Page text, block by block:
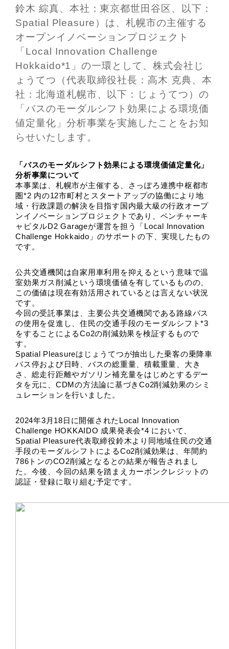
鈴木 綜真、本社：東京都世田谷区、以下：
Spatial Pleasure）は、札幌市の主催する
オープンイノベーションプロジェクト
「Local Innovation Challenge
Hokkaido*1」の一環として、株式会社じ
ょうてつ（代表取締役社長：高木 克典、本
社：北海道札幌市、以下：じょうてつ）の
「バスのモーダルシフト効果による環境価
値定量化」分析事業を実施したことをお知
らせいたします。
「バスのモーダルシフト効果による環境価値定量化」
分析事業について
本事業は、札幌市が主催する、さっぽろ連携中枢都市
圏*2 内の12市町村とスタートアップの協働により地
域・行政課題の解決を目指す国内最大級の行政オープ
ンイノベーションプロジェクトであり、ベンチャーキ
ャピタルD2 Garageが運営を担う「Local Innovation
Challenge Hokkaido」のサポートの下、実現したもの
です。
公共交通機関は自家用車利用を抑えるという意味で温
室効果ガス削減という環境価値を有しているものの、
この価値は現在有効活用されているとは言えない状況
です。
今回の受託事業は、主要公共交通機関である路線バス
の使用を促進し、住民の交通手段のモーダルシフト*3
をすることによるCo2の削減効果を検証するもので
す。
Spatial Pleasureはじょうてつが抽出した乗客の乗降車
バス停および日時、バスの総重量、積載重量、大き
さ、総走行距離やガソリン補充量をはじめとするデー
タを元に、CDMの方法論に基づきCo2削減効果のシミ
ュレーションを行いました。
2024年3月18日に開催されたLocal Innovation
Challenge HOKKAIDO 成果発表会*4 において、
Spatial Pleasure代表取締役鈴木より同地域住民の交通
手段のモーダルシフトによるCo2削減効果は、年間約
786トンのCO2削減となるとの結果が報告されまし
た。今後、今回の結果を踏まえカーボンクレジットの
認証・登録に取り組む予定です。